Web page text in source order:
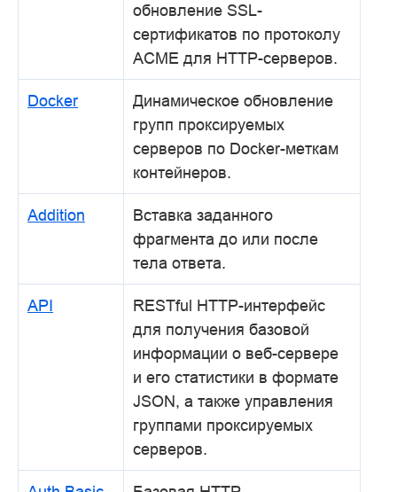
обновление SSL-
сертификатов по протоколу
ACME для HTTP-серверов.
Docker
Динамическое обновление
групп проксируемых
серверов по Docker-меткам
контейнеров.
Addition
Вставка заданного
фрагмента до или после
тела ответа.
API
RESTful HTTP-интерфейс
для получения базовой
информации о веб-сервере
и его статистики в формате
JSON, а также управления
группами проксируемых
серверов.